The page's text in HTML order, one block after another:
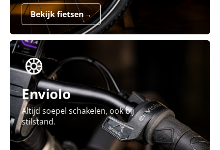
Bekijk fietsen→
Enviolo
Altijd soepel schakelen, ook bij
stilstand.